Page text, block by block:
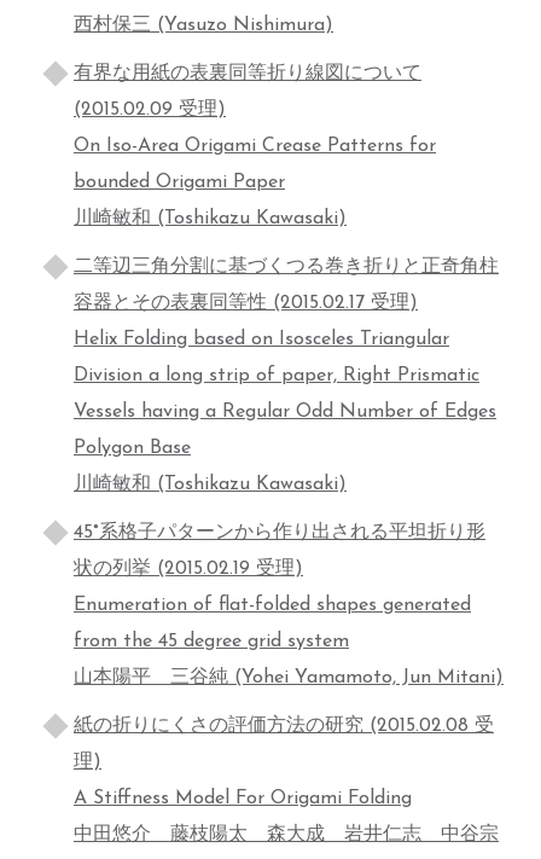
西村保三 (Yasuzo Nishimura)
有界な用紙の表裏同等折り線図について
(2015.02.09 受理)
On Iso-Area Origami Crease Patterns for
bounded Origami Paper
川崎敏和 (Toshikazu Kawasaki)
二等辺三角分割に基づくつる巻き折りと正奇角柱
容器とその表裏同等性 (2015.02.17 受理)
Helix Folding based on Isosceles Triangular
Division a long strip of paper, Right Prismatic
Vessels having a Regular Odd Number of Edges
Polygon Base
川崎敏和 (Toshikazu Kawasaki)
45°系格子パターンから作り出される平坦折り形
状の列挙 (2015.02.19 受理)
Enumeration of flat-folded shapes generated
from the 45 degree grid system
山本陽平 三谷純 (Yohei Yamamoto, Jun Mitani)
紙の折りにくさの評価方法の研究 (2015.02.08 受
理)
A Stiffness Model For Origami Folding
中田悠介 藤枝陽太 森大成 岩井仁志 中谷宗